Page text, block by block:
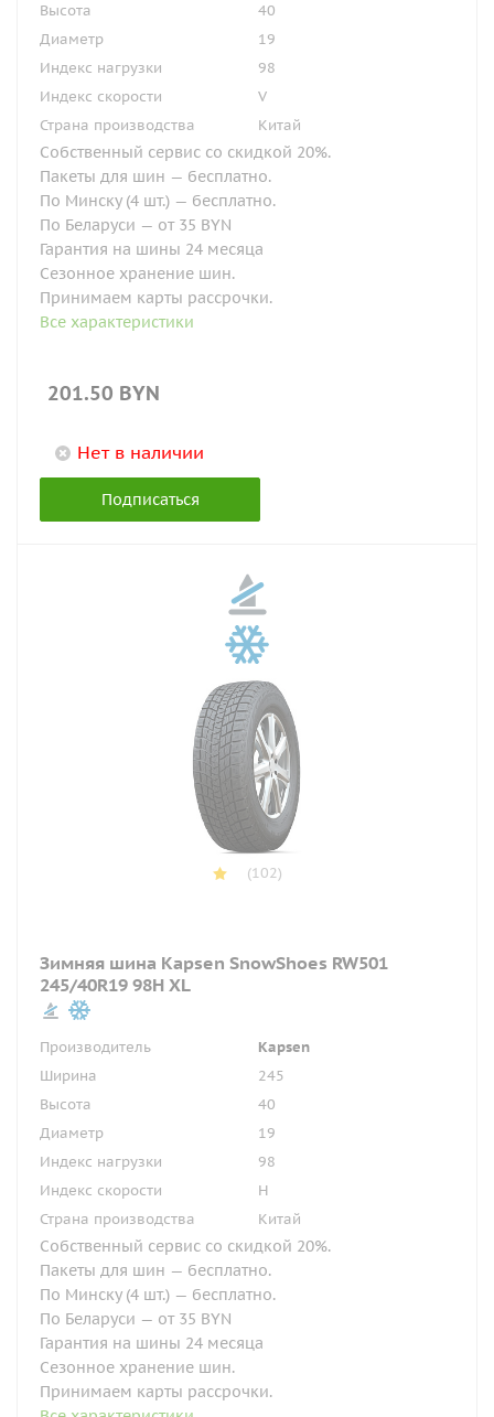
Высота
40
Диаметр
19
Индекс нагрузки
98
Индекс скорости
V
Страна производства
Китай
Собственный сервис со скидкой 20%.
Пакеты для шин — бесплатно.
По Минску (4 шт.) — бесплатно.
По Беларуси — от 35 BYN
Гарантия на шины 24 месяца
Сезонное хранение шин.
Принимаем карты рассрочки.
Все характеристики
201.50 BYN
Нет в наличии
Подписаться
(102)
Зимняя шина Kapsen SnowShoes RW501
245/40R19 98H XL
Производитель
Kapsen
Ширина
245
Высота
40
Диаметр
19
Индекс нагрузки
98
Индекс скорости
H
Страна производства
Китай
Собственный сервис со скидкой 20%.
Пакеты для шин — бесплатно.
По Минску (4 шт.) — бесплатно.
По Беларуси — от 35 BYN
Гарантия на шины 24 месяца
Сезонное хранение шин.
Принимаем карты рассрочки.